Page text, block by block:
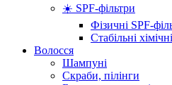
☀️ SPF-фільтри
Фізичні SPF-
Стабільні
Волосся
Шампуні
Скраби, пілінги